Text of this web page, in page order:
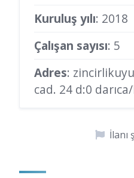
Kuruluş yılı: 2018
Çalışan sayısı: 5
Adres:
cad. 24 d:0
İlanı